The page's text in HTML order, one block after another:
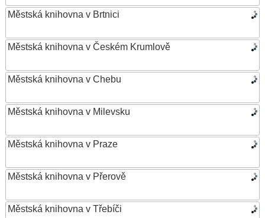
Městská knihovna v Brtnici
Městská knihovna v Českém Krumlově
Městská knihovna v Chebu
Městská knihovna v Milevsku
Městská knihovna v Praze
Městská knihovna v Přerově
Městská knihovna v Třebíči